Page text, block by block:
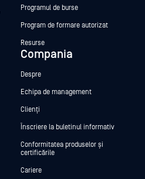
Programul de burse
Program de formare autorizat
Resurse
Compania
Despre
Echipa de management
Clienți
Înscriere la buletinul informativ
Conformitatea produselor și
certificările
Cariere